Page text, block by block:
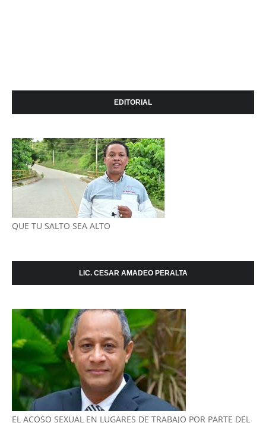
EDITORIAL
QUE TU SALTO SEA ALTO
LIC. CESAR AMADEO PERALTA
EL ACOSO SEXUAL EN LUGARES DE TRABAJO POR PARTE DEL